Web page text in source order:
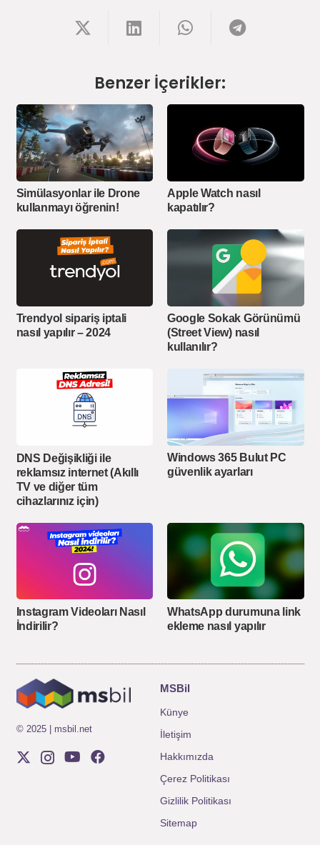
Benzer İçerikler:
Simülasyonlar ile Drone
kullanmayı öğrenin!
Apple Watch nasıl
kapatılır?
Trendyol sipariş iptali
nasıl yapılır – 2024
Google Sokak Görünümü
(Street View) nasıl
kullanılır?
DNS Değişikliği ile
reklamsız internet (Akıllı
TV ve diğer tüm
cihazlarınız için)
Windows 365 Bulut PC
güvenlik ayarları
Instagram Videoları Nasıl
İndirilir?
WhatsApp durumuna link
ekleme nasıl yapılır
© 2025 | msbil.net
MSBil
Künye
İletişim
Hakkımızda
Çerez Politikası
Gizlilik Politikası
Sitemap